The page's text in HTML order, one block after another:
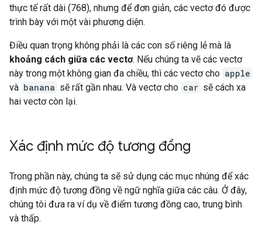
thực tế rất dài (768), nhưng để đơn giản, các vectơ đó được
trình bày với một vài phương diện.
Điều quan trọng không phải là các con số riêng lẻ mà là
khoảng cách giữa các vectơ. Nếu chúng ta vẽ các vectơ
này trong một không gian đa chiều, thì các vectơ cho apple
và banana sẽ rất gần nhau. Và vectơ cho car sẽ cách xa
hai vectơ còn lại.
Xác định mức độ tương đồng
Trong phần này, chúng ta sẽ sử dụng các mục nhúng để xác
định mức độ tương đồng về ngữ nghĩa giữa các câu. Ở đây,
chúng tôi đưa ra ví dụ về điểm tương đồng cao, trung bình
và thấp.